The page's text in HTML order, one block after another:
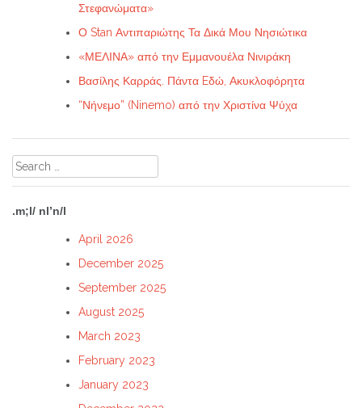
Στεφανώματα»
Ο Stan Αντιπαριώτης Τα Δικά Μου Νησιώτικα
«ΜΕΛΙΝΑ» από την Εμμανουέλα Νινιράκη
Βασίλης Καρράς. Πάντα Eδώ, Ακυκλοφόρητα
“Νήνεμο” (Ninemo) από την Χριστίνα Ψύχα
Search
for:
.m;l/ nl’n/l
April 2026
December 2025
September 2025
August 2025
March 2023
February 2023
January 2023